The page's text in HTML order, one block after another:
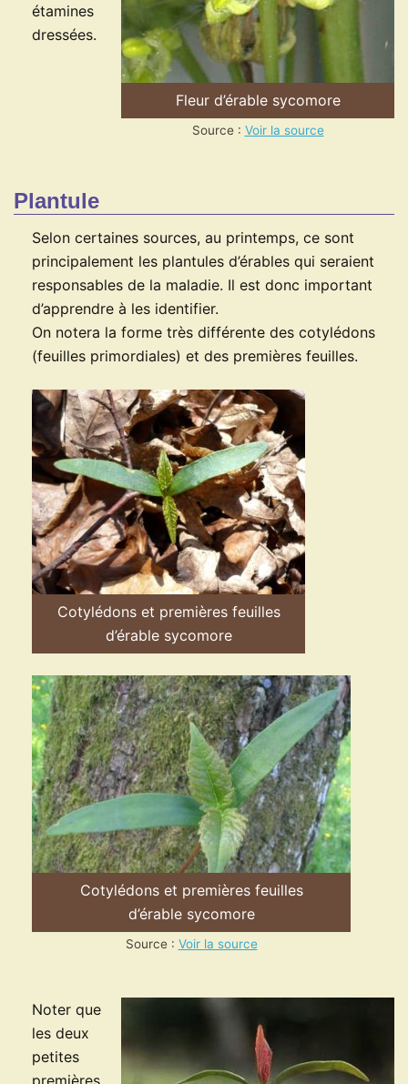
Fleur d’érable sycomore
Source : Voir la source
étamines
dressées.
Plantule
Selon certaines sources, au printemps, ce sont
principalement les plantules d’érables qui seraient
responsables de la maladie. Il est donc important
d’apprendre à les identifier.
On notera la forme très différente des cotylédons
(feuilles primordiales) et des premières feuilles.
Cotylédons et premières feuilles
d’érable sycomore
Cotylédons et premières feuilles
d’érable sycomore
Source : Voir la source
Noter que
les deux
petites